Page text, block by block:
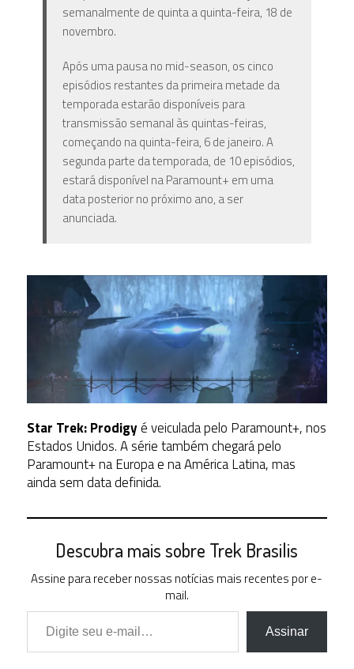
semanalmente de quinta a quinta-feira, 18 de
novembro.
Após uma pausa no mid-season, os cinco
episódios restantes da primeira metade da
temporada estarão disponíveis para
transmissão semanal às quintas-feiras,
começando na quinta-feira, 6 de janeiro. A
segunda parte da temporada, de 10 episódios,
estará disponível na Paramount+ em uma
data posterior no próximo ano, a ser
anunciada.
Star Trek:Prodigyé veiculada pelo Paramount+, nos
Estados Unidos. A série também chegará pelo
Paramount+ na Europa e na América Latina, mas
ainda sem data definida.
Descubra mais sobre Trek Brasilis
Assine para receber nossas notícias mais recentes por e-
mail.
Digite seu e-mail…
Assinar